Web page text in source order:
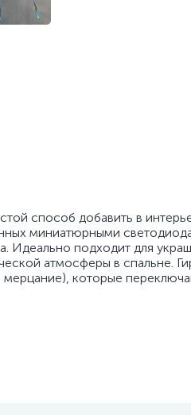
способ добавить в
миниатюрными
Идеально подходит для
атмосферы в спальне.
которые